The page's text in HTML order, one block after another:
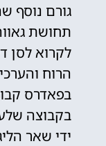
גורם נוסף
תחושת
לקרוא לסן
הרוח
בפאדרס
בקבוצה
ידי שאר